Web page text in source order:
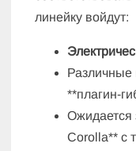
линейку войдут:
Различные
**плагин-
Ожидается
Corolla** с